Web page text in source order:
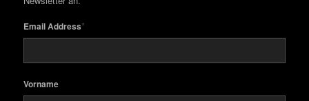
Email Address*
Vorname